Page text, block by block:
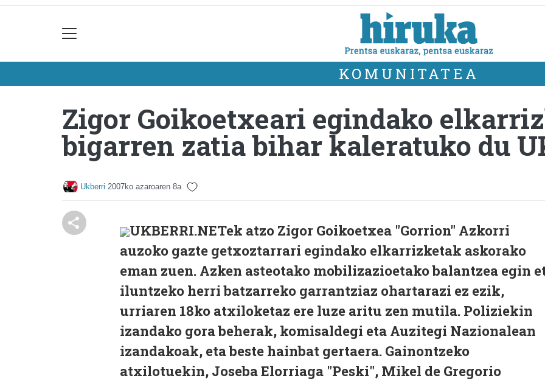
KOMUNITATEA
Zigor Goikoetxeari egindako
bigarren zatia bihar kaleratuko du
Ukberri 2007ko azaroaren 8a
UKBERRI.NETek atzo Zigor Goikoetxea "Gorrion" Azkorri
auzoko gazte getxoztarrari egindako elkarrizketak askorako
eman zuen. Azken asteotako mobilizazioetako balantzea egin
iluntzeko herri batzarreko garrantziaz ohartarazi ez ezik,
urriaren 18ko atxiloketaz ere luze aritu zen mutila. Poliziekin
izandako gora beherak, komisaldegi eta Auzitegi Nazionalean
izandakoak, eta beste hainbat gertaera. Gainontzeko
atxilotuekin, Joseba Elorriaga "Peski", Mikel de Gregorio